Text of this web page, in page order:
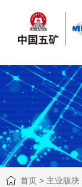
首页 > 主业版块